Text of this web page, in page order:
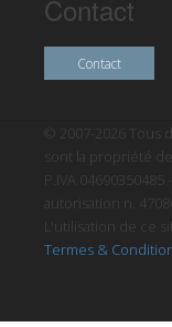
Contact
Contact
© 2007-2026 Tous
sont la propriété
P.IVA
autorisation n.
L'utilisation de ce
Termes &